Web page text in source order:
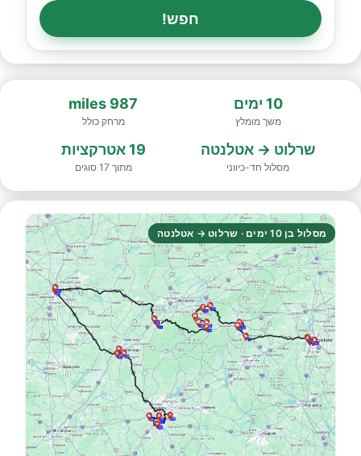
חפש!
10 ימים
משך מומלץ
987 miles
מרחק כולל
שרלוט → אטלנטה
מסלול חד-כיווני
19 אטרקציות
מתוך 17 סוגים
מסלול בן 10 ימים · שרלוט → אטלנטה